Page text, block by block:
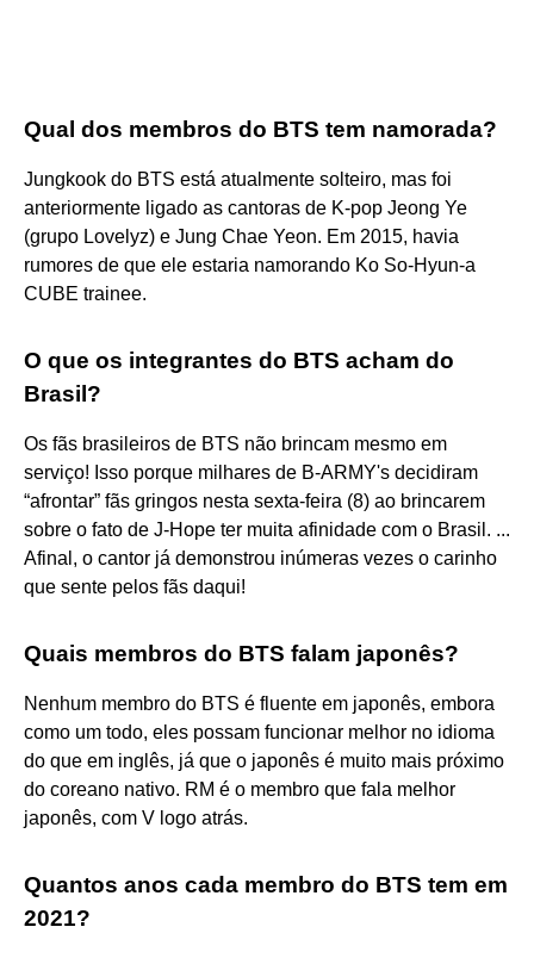
Qual dos membros do BTS tem namorada?
Jungkook do BTS está atualmente solteiro, mas foi
anteriormente ligado as cantoras de K-pop Jeong Ye
(grupo Lovelyz) e Jung Chae Yeon. Em 2015, havia
rumores de que ele estaria namorando Ko So-Hyun-a
CUBE trainee.
O que os integrantes do BTS acham do
Brasil?
Os fãs brasileiros de BTS não brincam mesmo em
serviço! Isso porque milhares de B-ARMY's decidiram
“afrontar” fãs gringos nesta sexta-feira (8) ao brincarem
sobre o fato de J-Hope ter muita afinidade com o Brasil. ...
Afinal, o cantor já demonstrou inúmeras vezes o carinho
que sente pelos fãs daqui!
Quais membros do BTS falam japonês?
Nenhum membro do BTS é fluente em japonês, embora
como um todo, eles possam funcionar melhor no idioma
do que em inglês, já que o japonês é muito mais próximo
do coreano nativo. RM é o membro que fala melhor
japonês, com V logo atrás.
Quantos anos cada membro do BTS tem em
2021?